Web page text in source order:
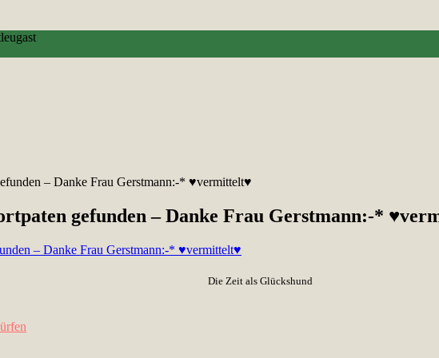
– Danke Frau Gerstmann:-* ♥vermittelt♥
gefunden – Danke Frau Gerstmann:-*
Die Zeit als Glückshund